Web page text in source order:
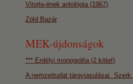
Vitorla-ének antológia (1967)
Zöld Bazár
MEK-újdonságok
*** Erdélyi monográfia (2 kötet)
A nemzettudat tárgyiasulásai. Szerk.